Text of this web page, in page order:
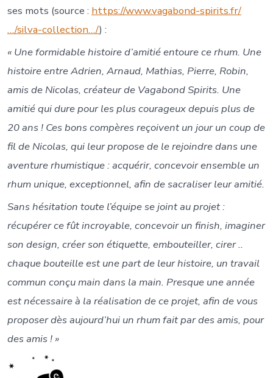
ses mots (source : https://www.vagabond-spirits.fr/
…/silva-collection…/) :
« Une formidable histoire d’amitié entoure ce rhum. Une
histoire entre Adrien, Arnaud, Mathias, Pierre, Robin,
amis de Nicolas, créateur de Vagabond Spirits. Une
amitié qui dure pour les plus courageux depuis plus de
20 ans ! Ces bons compères reçoivent un jour un coup de
fil de Nicolas, qui leur propose de le rejoindre dans une
aventure rhumistique : acquérir, concevoir ensemble un
rhum unique, exceptionnel, afin de sacraliser leur amitié.
Sans hésitation toute l’équipe se joint au projet :
récupérer ce fût incroyable, concevoir un finish, imaginer
son design, créer son étiquette, embouteiller, cirer ..
chaque bouteille est une part de leur histoire, un travail
commun conçu main dans la main. Presque une année
est nécessaire à la réalisation de ce projet, afin de vous
proposer dès aujourd’hui un rhum fait par des amis, pour
des amis ! »